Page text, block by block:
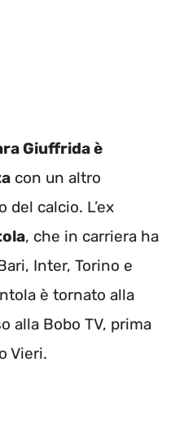
Giuffrida è
con un altro
calcio. L’ex
, che in carriera ha
Inter, Torino e
è tornato alla
alla Bobo TV, prima
Vieri.